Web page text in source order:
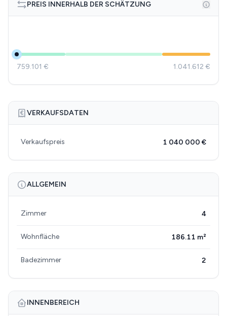
PREIS INNERHALB DER SCHÄTZUNG
759.101 € 1.041.612 €
VERKAUFSDATEN
Verkaufspreis 1 040 000 €
ALLGEMEIN
Zimmer 4
Wohnfläche 186.11 m²
Badezimmer 2
INNENBEREICH